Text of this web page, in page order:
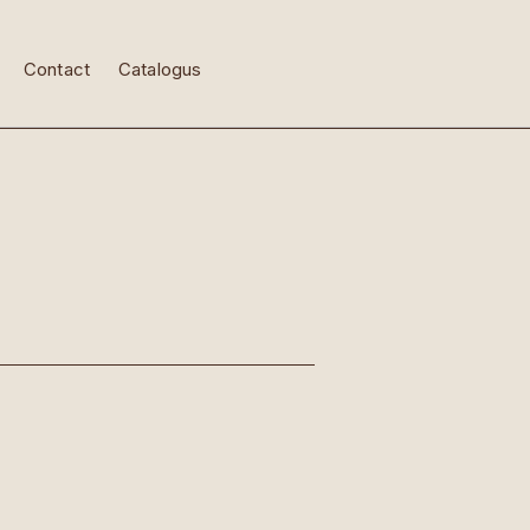
Contact Catalogus